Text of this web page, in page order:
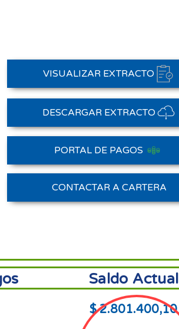
Saldo Anterior
VISUALIZAR EXTRACTO
DESCARGAR EXTRACTO
PORTAL DE PAGOS
CONTACTAR A CARTERA
Saldo Actual
$ 2.801.400,10